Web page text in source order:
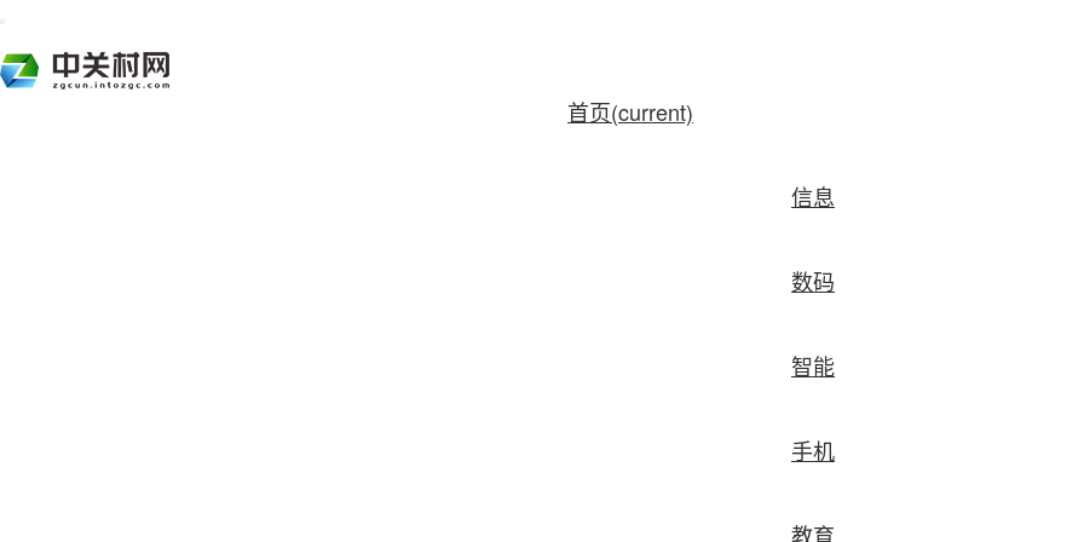
首页(current)
信息
数码
智能
手机
教育